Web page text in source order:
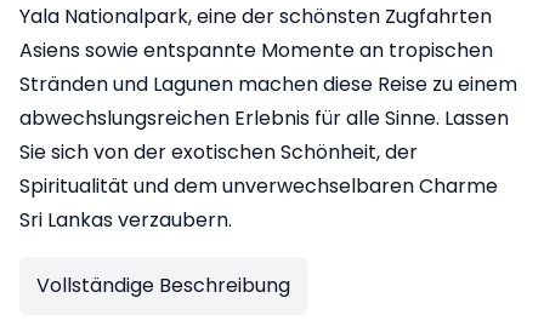
Yala Nationalpark, eine der schönsten Zugfahrten
Asiens sowie entspannte Momente an tropischen
Stränden und Lagunen machen diese Reise zu einem
abwechslungsreichen Erlebnis für alle Sinne. Lassen
Sie sich von der exotischen Schönheit, der
Spiritualität und dem unverwechselbaren Charme
Sri Lankas verzaubern.
Vollständige Beschreibung